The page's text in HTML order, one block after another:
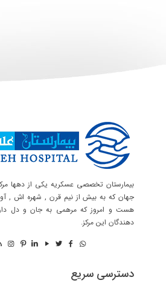
بیمارستان تخصصی عسکریه یکی از دهها
جهان که به بیش از نیم قرن , شهره اش ,
هست و امروز که مرهمی به جان و دل دارد
دهندگان این مرکز.
دسترسی سریع